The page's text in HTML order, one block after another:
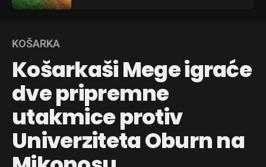
KOŠARKA
Košarkaši Mege igraće
dve pripremne
utakmice protiv
Univerziteta Oburn na